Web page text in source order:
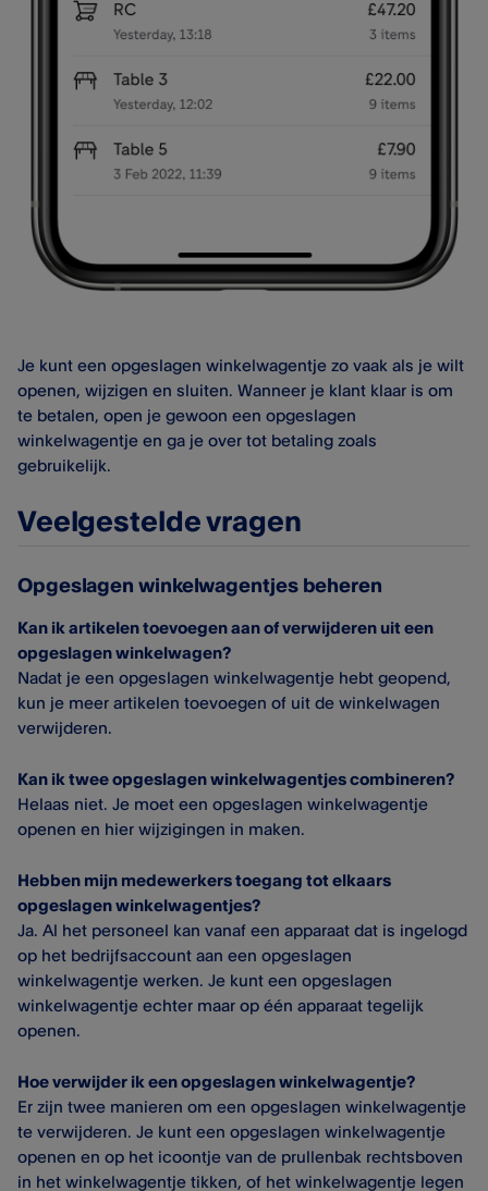
Je kunt een opgeslagen winkelwagentje zo vaak als je wilt
openen, wijzigen en sluiten. Wanneer je klant klaar is om
te betalen, open je gewoon een opgeslagen
winkelwagentje en ga je over tot betaling zoals
gebruikelijk.
Veelgestelde vragen
Opgeslagen winkelwagentjes beheren
Kan ik artikelen toevoegen aan of verwijderen uit een
opgeslagen winkelwagen?
Nadat je een opgeslagen winkelwagentje hebt geopend,
kun je meer artikelen toevoegen of uit de winkelwagen
verwijderen.
Kan ik twee opgeslagen winkelwagentjes combineren?
Helaas niet. Je moet een opgeslagen winkelwagentje
openen en hier wijzigingen in maken.
Hebben mijn medewerkers toegang tot elkaars
opgeslagen winkelwagentjes?
Ja. Al het personeel kan vanaf een apparaat dat is ingelogd
op het bedrijfsaccount aan een opgeslagen
winkelwagentje werken. Je kunt een opgeslagen
winkelwagentje echter maar op één apparaat tegelijk
openen.
Hoe verwijder ik een opgeslagen winkelwagentje?
Er zijn twee manieren om een opgeslagen winkelwagentje
te verwijderen. Je kunt een opgeslagen winkelwagentje
openen en op het icoontje van de prullenbak rechtsboven
in het winkelwagentje tikken, of het winkelwagentje legen